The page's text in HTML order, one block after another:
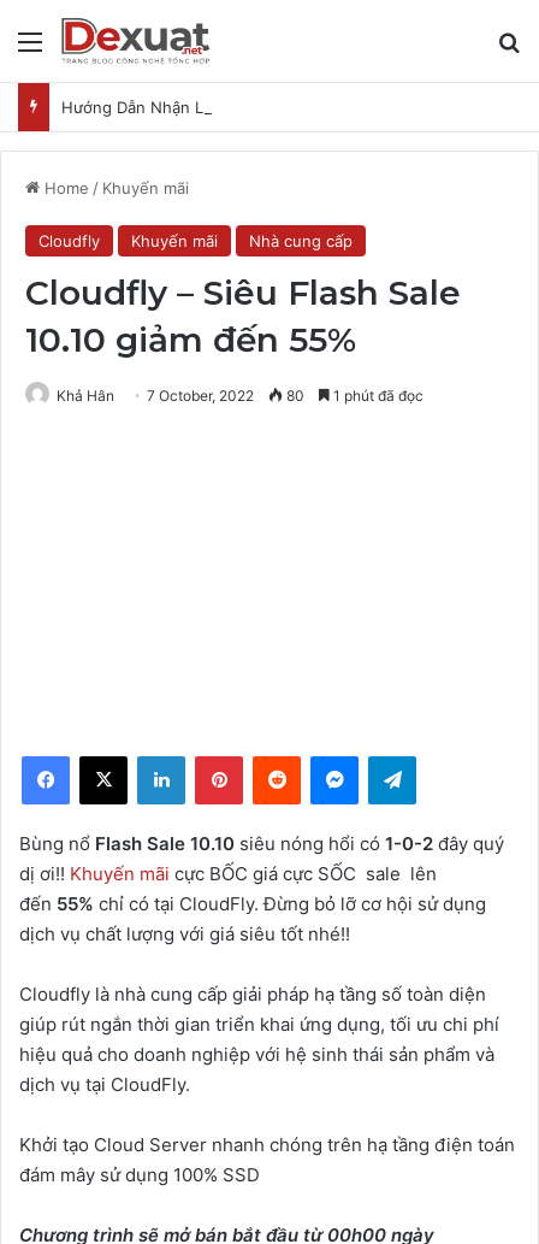
Menu
Hướng Dẫn Nhận Lovable Pro 3 Tháng Miễn Phí
Home / Khuyến mãi
Cloudfly Khuyến mãi Nhà cung cấp
Cloudfly – Siêu Flash Sale
10.10 giảm đến 55%
Khả Hân 7 October, 2022 80 1 phút đã đọc
Facebook
X LinkedInPinterestReddit MessengerTelegram
Bùng nổ Flash Sale 10.10 siêu nóng hổi có 1-0-2 đây quý
dị ơi!! Khuyến mãi cực BỐC giá cực SỐC sale lên
đến 55% chỉ có tại CloudFly. Đừng bỏ lỡ cơ hội sử dụng
dịch vụ chất lượng với giá siêu tốt nhé!!
Cloudfly là nhà cung cấp giải pháp hạ tầng số toàn diện
giúp rút ngắn thời gian triển khai ứng dụng, tối ưu chi phí
hiệu quả cho doanh nghiệp với hệ sinh thái sản phẩm và
dịch vụ tại CloudFly.
Khởi tạo Cloud Server nhanh chóng trên hạ tầng điện toán
đám mây sử dụng 100% SSD
Chương trình sẽ mở bán bắt đầu từ 00h00 ngày